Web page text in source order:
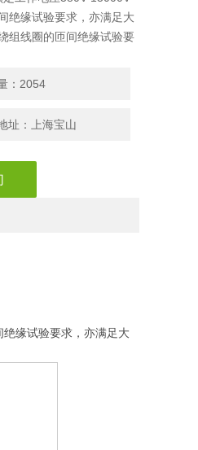
绝缘试验要求，亦满足大
组线圈的匝间绝缘试验要
：2054
址：上海宝山
缘试验要求，亦满足大